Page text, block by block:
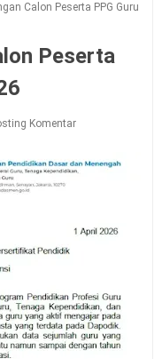
Calon Peserta PPG Guru
Peserta
Komentar